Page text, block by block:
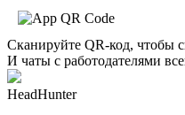
Сканируйте QR-код, чтобы
И чаты с работодателями
HeadHunter